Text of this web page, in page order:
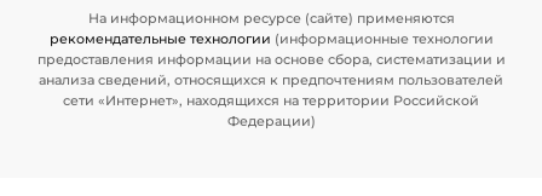
На информационном ресурсе (сайте) применяются
рекомендательные технологии (информационные технологии
предоставления информации на основе сбора, систематизации и
анализа сведений, относящихся к предпочтениям пользователей
сети «Интернет», находящихся на территории Российской
Федерации)